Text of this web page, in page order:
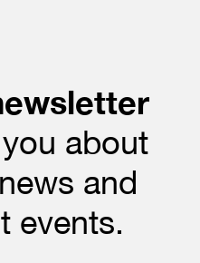
about
and
events.